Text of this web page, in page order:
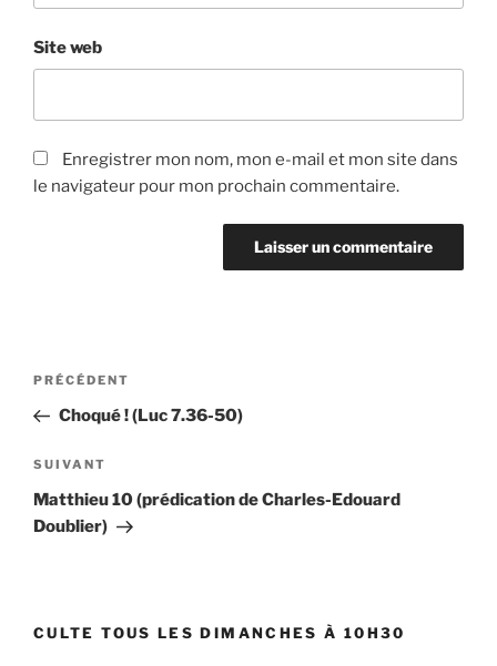
Site web
Enregistrer mon nom, mon e-mail et mon site dans
le navigateur pour mon prochain commentaire.
Navigation
l’article
Article
précédent
PRÉCÉDENT
Choqué ! (Luc 7.36-50)
Article
suivant
SUIVANT
Matthieu 10 (prédication de Charles-Edouard
Doublier)
CULTE TOUS LES DIMANCHES À 10H30